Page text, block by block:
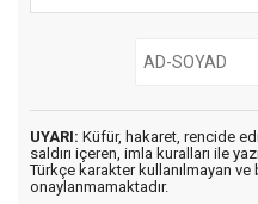
UYARI: Küfür, hakaret, rencide
saldırı içeren, imla kuralları ile
Türkçe karakter kullanılmayan
onaylanmamaktadır.